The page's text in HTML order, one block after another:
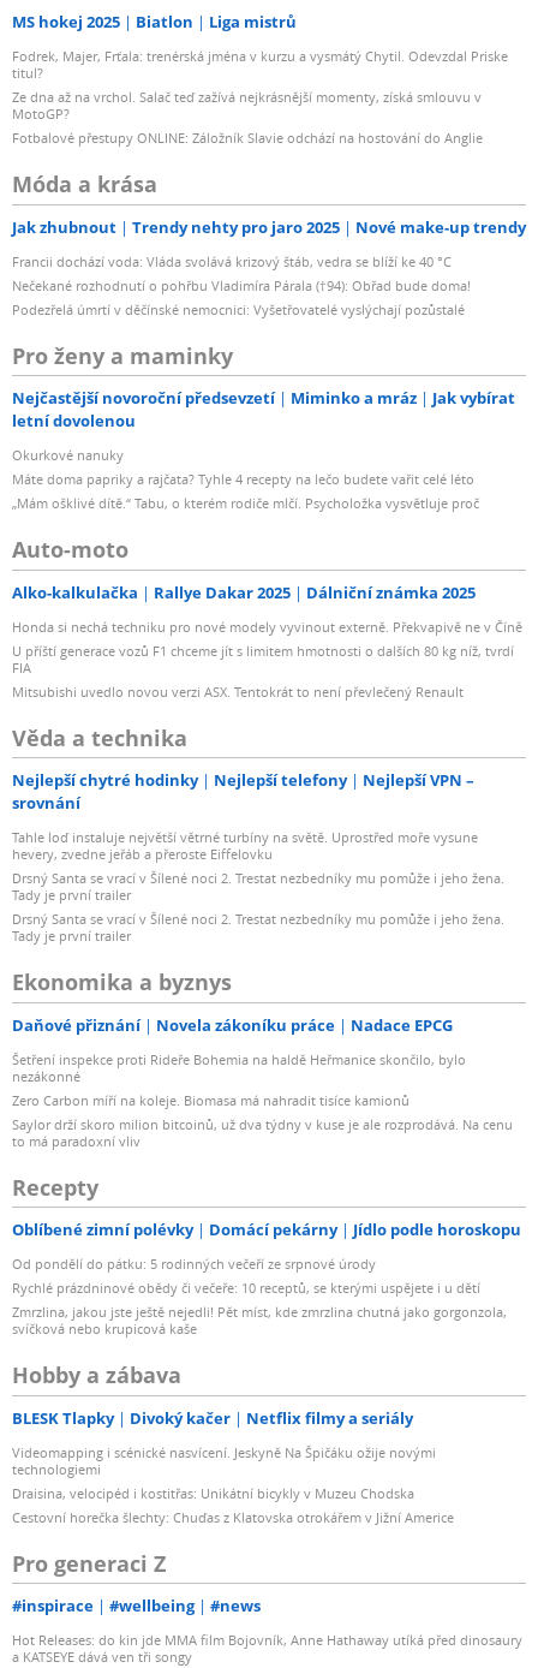
MS hokej 2025 Biatlon Liga mistrů
Fodrek, Majer, Frťala: trenérská jména v kurzu a vysmátý Chytil. Odevzdal Priske
titul?
Ze dna až na vrchol. Salač teď zažívá nejkrásnější momenty, získá smlouvu v
MotoGP?
Fotbalové přestupy ONLINE: Záložník Slavie odchází na hostování do Anglie
Móda a krása
Jak zhubnout Trendy nehty pro jaro 2025 Nové make-up trendy
Francii dochází voda: Vláda svolává krizový štáb, vedra se blíží ke 40 °C
Nečekané rozhodnutí o pohřbu Vladimíra Párala (†94): Obřad bude doma!
Podezřelá úmrtí v děčínské nemocnici: Vyšetřovatelé vyslýchají pozůstalé
Pro ženy a maminky
Nejčastější novoroční předsevzetí Miminko a mráz
Jak vybírat
letní dovolenou
Okurkové nanuky
Máte doma papriky a rajčata? Tyhle 4 recepty na lečo budete vařit celé léto
„Mám ošklivé dítě.“ Tabu, o kterém rodiče mlčí. Psycholožka vysvětluje proč
Auto-moto
Alko-kalkulačka Rallye Dakar 2025 Dálniční známka 2025
Honda si nechá techniku pro nové modely vyvinout externě. Překvapivě ne v Číně
U příští generace vozů F1 chceme jít s limitem hmotnosti o dalších 80 kg níž, tvrdí
FIA
Mitsubishi uvedlo novou verzi ASX. Tentokrát to není převlečený Renault
Věda a technika
Nejlepší chytré hodinky Nejlepší telefony
Nejlepší VPN –
srovnání
Tahle loď instaluje největší větrné turbíny na světě. Uprostřed moře vysune
hevery, zvedne jeřáb a přeroste Eiffelovku
Drsný Santa se vrací v Šílené noci 2. Trestat nezbedníky mu pomůže i jeho žena.
Tady je první trailer
Drsný Santa se vrací v Šílené noci 2. Trestat nezbedníky mu pomůže i jeho žena.
Tady je první trailer
Ekonomika a byznys
Daňové přiznání Novela zákoníku práce Nadace EPCG
Šetření inspekce proti Rideře Bohemia na haldě Heřmanice skončilo, bylo
nezákonné
Zero Carbon míří na koleje. Biomasa má nahradit tisíce kamionů
Saylor drží skoro milion bitcoinů, už dva týdny v kuse je ale rozprodává. Na cenu
to má paradoxní vliv
Recepty
Oblíbené zimní polévky Domácí pekárny Jídlo podle horoskopu
Od pondělí do pátku: 5 rodinných večeří ze srpnové úrody
Rychlé prázdninové obědy či večeře: 10 receptů, se kterými uspějete i u dětí
Zmrzlina, jakou jste ještě nejedli! Pět míst, kde zmrzlina chutná jako gorgonzola,
svíčková nebo krupicová kaše
Hobby a zábava
BLESK Tlapky Divoký kačer Netflix filmy a seriály
Videomapping i scénické nasvícení. Jeskyně Na Špičáku ožije novými
technologiemi
Draisina, velocipéd i kostitřas: Unikátní bicykly v Muzeu Chodska
Cestovní horečka šlechty: Chuďas z Klatovska otrokářem v Jižní Americe
Pro generaci Z
#inspirace #wellbeing #news
Hot Releases: do kin jde MMA film Bojovník, Anne Hathaway utíká před dinosaury
a KATSEYE dává ven tři songy